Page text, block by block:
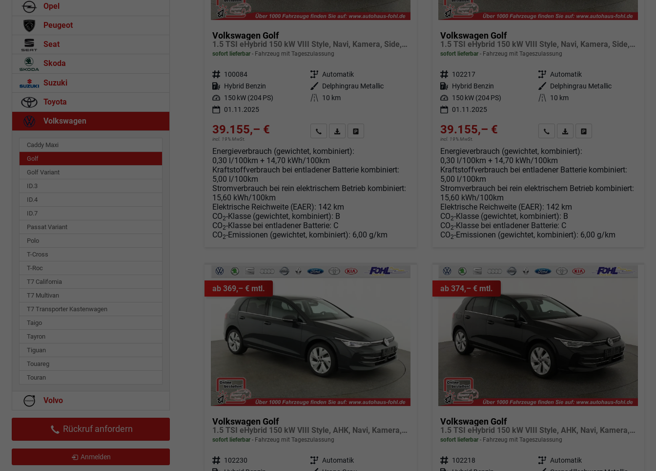
Volkswagen Golf
1.5 TSI eHybrid 150 kW VIII Style, Navi, Kamera, Side, LED-Plus
sofort lieferbar Fahrzeug mit Tageszulassung
Fahrzeugnr. 100084 Getriebe Automatik
Kraftstoff Hybrid Benzin Außenfarbe
Delphingrau Metallic
Leistung 150 kW (204 PS) Kilometerstand
10 km
01.11.2025
39.155,– €
incl. 19% MwSt.
Angebot anfordern
Fahrzeugexpose (PDF)
Energieverbrauch (gewichtet, kombiniert):
0,30 l/100km + 14,70 kWh/100km
Kraftstoffverbrauch bei entladener Batterie kombiniert:
5,00 l/100km
Stromverbrauch bei rein elektrischem Betrieb kombiniert:
15,60 kWh/100km
Elektrische Reichweite (EAER): 142 km
CO2-Klasse (gewichtet, kombiniert): B
CO2-Klasse bei entladener Batterie: C
CO2-Emissionen (gewichtet, kombiniert): 6,00 g/km
Volkswagen Golf
1.5 TSI eHybrid 150 kW VIII Style, Navi, Kamera, Side, LED-Plus
sofort lieferbar Fahrzeug mit Tageszulassung
Fahrzeugnr. 102217 Getriebe Automatik
Kraftstoff Hybrid Benzin Außenfarbe
Delphingrau Metallic
Leistung 150 kW (204 PS) Kilometerstand
10 km
01.11.2025
39.155,– €
incl. 19% MwSt.
Angebot anfordern
Fahrzeugexpose (PDF)
Fahrzeug parken
Energieverbrauch (gewichtet, kombiniert):
0,30 l/100km + 14,70 kWh/100km
Kraftstoffverbrauch bei entladener Batterie kombiniert:
5,00 l/100km
Stromverbrauch bei rein elektrischem Betrieb kombiniert:
15,60 kWh/100km
Elektrische Reichweite (EAER): 142 km
CO2-Klasse (gewichtet, kombiniert): B
CO2-Klasse bei entladener Batterie: C
CO2-Emissionen (gewichtet, kombiniert): 6,00 g/km
ab 369,– € mtl.
Volkswagen Golf
1.5 TSI eHybrid 150 kW VIII Style, AHK, Navi, Kamera, Side, LED-Plus
sofort lieferbar Fahrzeug mit Tageszulassung
Fahrzeugnr. 102230 Getriebe Automatik
ab 374,– € mtl.
Volkswagen Golf
1.5 TSI eHybrid 150 kW VIII Style, AHK, Navi, Kamera, Side, LED-Plus
sofort lieferbar Fahrzeug mit Tageszulassung
Fahrzeugnr. 102218 Getriebe Automatik
Opel
Peugeot
Seat
Skoda
Suzuki
Toyota
Volkswagen
Caddy Maxi
Golf
Golf Variant
ID.3
ID.4
ID.7
Passat Variant
Polo
T-Cross
T-Roc
T7 California
T7 Multivan
T7 Transporter Kastenwagen
Taigo
Tayron
Tiguan
Touareg
Touran
Volvo
Rückruf anfordern
Anmelden